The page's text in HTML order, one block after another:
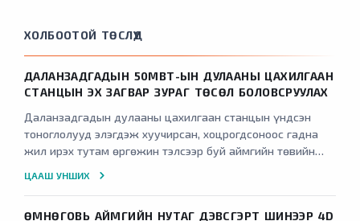
ХОЛБООТОЙ ТӨСЛҮҮД
ДАЛАНЗАДГАДЫН 50МВТ-ЫН ДУЛААНЫ ЦАХИЛГААН
СТАНЦЫН ЭХ ЗАГВАР ЗУРАГ ТӨСӨЛ БОЛОВСРУУЛАХ
Даланзадгадын дулааны цахилгаан станцын үндсэн
тоноглолууд элэгдэж хуучирсан, хоцрогдсоноос гадна
жил ирэх тутам өргөжин тэлсээр буй аймгийн төвийн
6 сумын цахилгааны эрчим хүчний ачааллыг хангах
ЦААШ УНШИХ
ӨМНӨГОВЬ АЙМГИЙН НУТАГ ДЭВСГЭРТ ШИНЭЭР 4D